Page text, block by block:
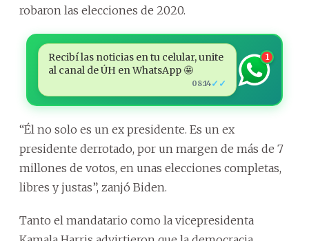
robaron las elecciones de 2020.
Recibí las noticias en tu celular, unite
al canal de ÚH en WhatsApp 🤩
08:14✓✓
1
“Él no solo es un ex presidente. Es un ex
presidente derrotado, por un margen de más de 7
millones de votos, en unas elecciones completas,
libres y justas”, zanjó Biden.
Tanto el mandatario como la vicepresidenta